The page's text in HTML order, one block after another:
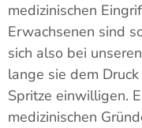
medizinischen
Erwachsenen sind
sich also bei
lange sie dem
Spritze einwilligen.
medizinischen